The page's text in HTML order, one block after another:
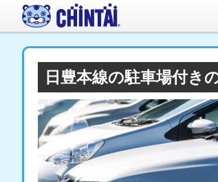
日豊本線の駐車場付き